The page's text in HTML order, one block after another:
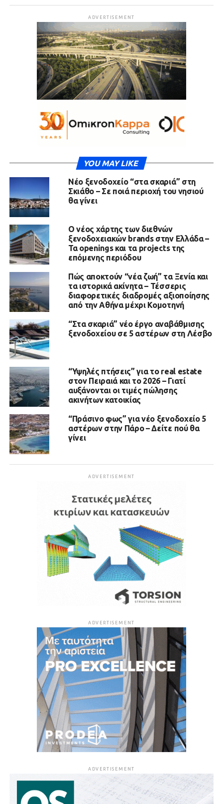
ADVERTISEMENT
YOU MAY LIKE
Νέο ξενοδοχείο “στα σκαριά” στη
Σκιάθο – Σε ποιά περιοχή του νησιού
θα γίνει
Ο νέος χάρτης των διεθνών
ξενοδοχειακών brands στην Ελλάδα –
Τα openings και τα projects της
επόμενης περιόδου
Πώς αποκτούν “νέα ζωή” τα Ξενία και
τα ιστορικά ακίνητα – Τέσσερις
διαφορετικές διαδρομές αξιοποίησης
από την Αθήνα μέχρι Κομοτηνή
“Στα σκαριά” νέο έργο αναβάθμισης
ξενοδοχείου σε 5 αστέρων στη Λέσβο
“Υψηλές πτήσεις” για το real estate
στον Πειραιά και το 2026 – Γιατί
αυξάνονται οι τιμές πώλησης
ακινήτων κατοικίας
“Πράσινο φως” για νέο ξενοδοχείο 5
αστέρων στην Πάρο – Δείτε πού θα
γίνει
ADVERTISEMENT
ADVERTISEMENT
ADVERTISEMENT